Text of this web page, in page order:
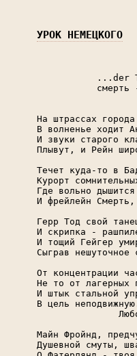
УРОК НЕМЕЦКОГО
...der
смерть
На штрассах
В волненье ходит
И звуки старого
Плывут, и Рейн
Течет куда-то в
Курорт
Где вольно
И фрейлейн
Герр Тод свой
И скрипка -
И тощий Гейгер
Сыграв нешуточное
От концентрации
Не то от лагерных
И штык стальной
В цель
Майн Фройнд,
Душевной смуты,